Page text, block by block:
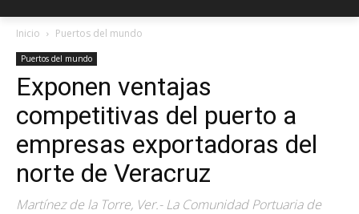
Inicio Puertos del mundo
Puertos del mundo
Exponen ventajas
competitivas del puerto a
empresas exportadoras del
norte de Veracruz
Martínez de la Torre, Ver.- La Comunidad Portuaria de